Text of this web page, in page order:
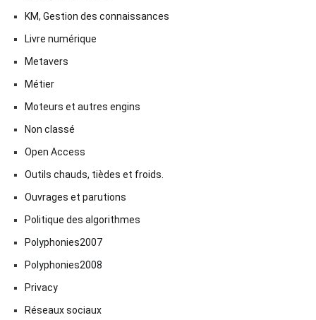
KM, Gestion des connaissances
Livre numérique
Metavers
Métier
Moteurs et autres engins
Non classé
Open Access
Outils chauds, tièdes et froids.
Ouvrages et parutions
Politique des algorithmes
Polyphonies2007
Polyphonies2008
Privacy
Réseaux sociaux